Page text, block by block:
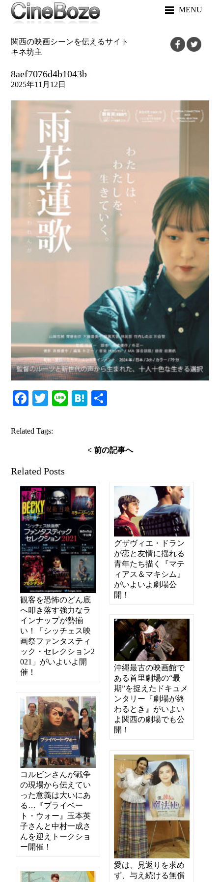
MENU
関西の映画シーンを伝えるサイト
キネ坊主
8aef7076d4b1043b
2025年11月12日
Facebook
TwitterLineHatena
Related Tags:
< 前の記事へ
Related Posts
観客を恐怖のどん底
へ叩き落す強力なラ
インナップが勢揃
い！「シッチェス映
画祭ファンタスティ
ック・セレクション2
021」がいよいよ開
催！
グザヴィエ・ドラン
が恋と友情に揺れる
青年たち描く『マテ
ィアス＆マキシム』
がいよいよ劇場公
開！
沖縄最古の映画館で
ある首里劇場の“最
期”を捉えたドキュメ
ンタリー『劇場が終
わるとき』がいよい
よ関西の劇場でも公
開！
コルビンさんが戦争
の現場から伝えてい
った意義は大いにあ
る…『プライベー
ト・ウォー』玉本英
子さんと中村一成さ
んを迎えトークショ
ー開催！
愛は、見返りを求め
ず、与え続ける無償